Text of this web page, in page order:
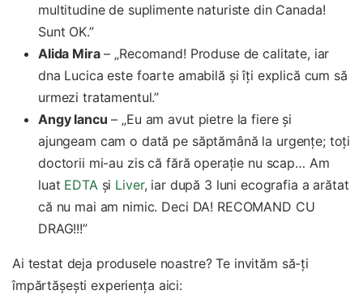
multitudine de suplimente naturiste din Canada!
Sunt OK.”
Alida Mira– „Recomand! Produse de calitate, iar
dna Lucica este foarte amabilă și îți explică cum să
urmezi tratamentul.”
Angy Iancu – „Eu am avut pietre la fiere și
ajungeam cam o dată pe săptămână la urgențe; toți
doctorii mi-au zis că fără operație nu scap… Am
luat EDTA și Liver, iar după 3 luni ecografia a arătat
că nu mai am nimic. Deci DA! RECOMAND CU
DRAG!!!”
Ai testat deja produsele noastre? Te invităm să-ți
împărtășești experiența aici: